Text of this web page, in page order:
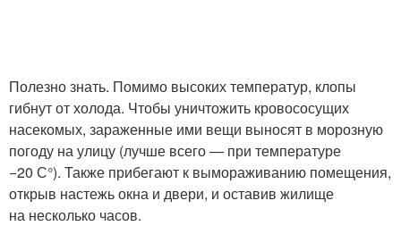
Полезно знать. Помимо высоких температур, клопы
гибнут от холода. Чтобы уничтожить кровососущих
насекомых, зараженные ими вещи выносят в морозную
погоду на улицу (лучше всего — при температуре
−20 С°). Также прибегают к вымораживанию помещения,
открыв настежь окна и двери, и оставив жилище
на несколько часов.